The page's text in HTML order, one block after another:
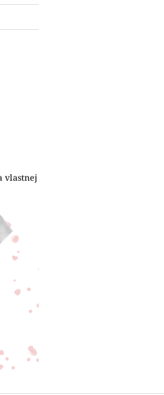
vlastnej